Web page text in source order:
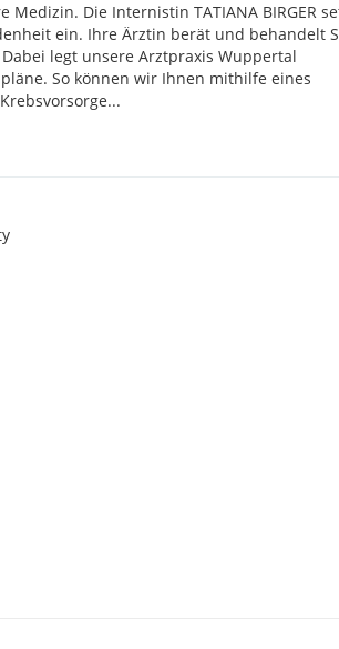
Die Internistin TATIANA BIRGER
ein. Ihre Ärztin berät und behandelt
legt unsere Arztpraxis Wuppertal
So können wir Ihnen mithilfe eines